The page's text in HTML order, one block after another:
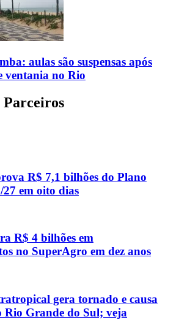
aulas são suspensas após
ventania no Rio
Parceiros
R$ 7,1 bilhões do Plano
27 em oito dias
R$ 4 bilhões em
no SuperAgro em dez anos
gera tornado e causa
Rio Grande do Sul; veja